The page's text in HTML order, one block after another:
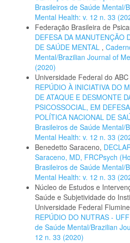
Brasileiros de Saúde Mental/
Mental Health: v. 12 n. 33
Federação Brasileira de
DEFESA DA MANUTENÇÃO
DE SAÚDE MENTAL ,
Mental/Brazilian Journal of
(2020)
Universidade Federal do ABC
REPÚDIO À INICIATIVA DO
DE ATAQUE E DESMONTE
PSICOSSOCIAL, EM
POLÍTICA NACIONAL DE
Brasileiros de Saúde Mental/
Mental Health: v. 12 n. 33
Benedetto Saraceno,
Saraceno, MD, FRCPsych
Brasileiros de Saúde Mental/
Mental Health: v. 12 n. 33
Núcleo de Estudos e
Saúde e Subjetividade do
Universidade Federal
REPÚDIO DO NUTRAS - UFF
de Saúde Mental/Brazilian
12 n. 33 (2020)